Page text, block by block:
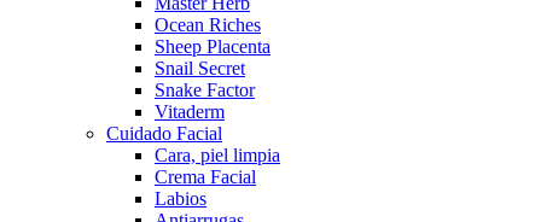
Ocean Riches
Sheep Placenta
Snail Secret
Snake Factor
Vitaderm
Cuidado Facial
Cara, piel limpia
Crema Facial
Labios